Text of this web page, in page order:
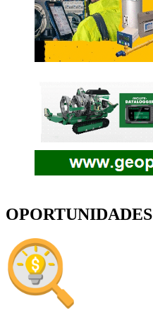
OPORTUNIDADES